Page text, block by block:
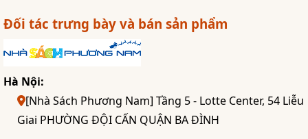
Đối tác trưng bày và bán sản phẩm
Hà Nội:
[Nhà Sách Phương Nam] Tầng 5 - Lotte Center, 54 Liễu
Giai PHƯỜNG ĐỘI CẤN QUẬN BA ĐÌNH